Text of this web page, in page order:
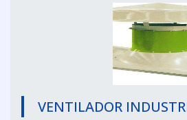
VENTILADOR